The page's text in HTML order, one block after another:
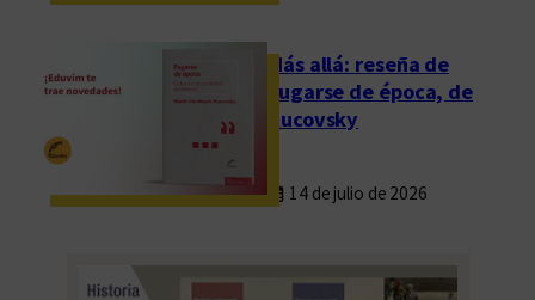
Más allá: reseña de
Fugarse de época, de
Rucovsky
14 de julio de 2026